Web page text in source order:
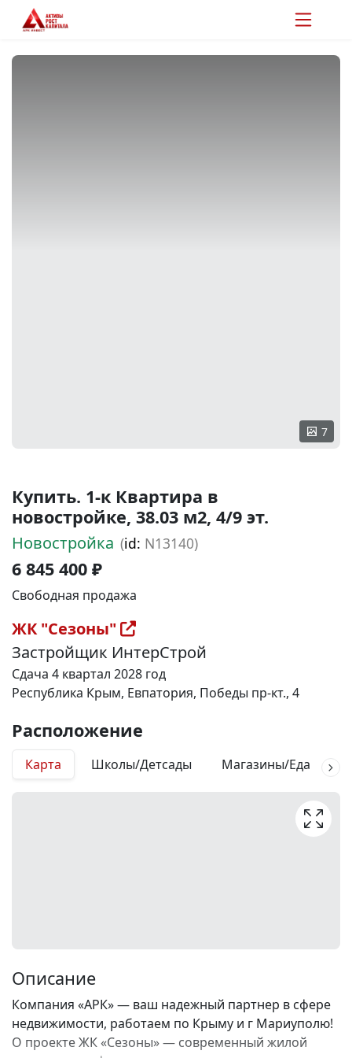
7
Купить. 1-к Квартира в
новостройке, 38.03 м2, 4/9 эт.
Новостройка (id: N13140)
6 845 400 ₽
Свободная продажа
ЖК "Сезоны"
Застройщик ИнтерСтрой
Сдача 4 квартал 2028 год
Республика Крым, Евпатория, Победы пр-кт., 4
Расположение
Карта Школы/Детсады Магазины/Еда
Описание
Компания «АРК» — ваш надежный партнер в сфере
недвижимости, работаем по Крыму и г Мариуполю!
О проекте ЖК «Сезоны» — современный жилой